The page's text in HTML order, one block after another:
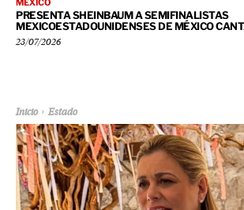
MÉXICO
PRESENTA SHEINBAUM A SEMIFINALISTAS
MEXICOESTADOUNIDENSES DE MÉXICO
23/07/2026